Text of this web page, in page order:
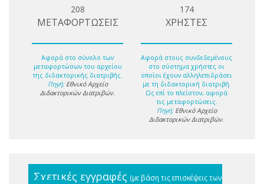
208
ΜΕΤΑΦΟΡΤΩΣΕΙΣ
Αφορά στο σύνολο των
μεταφορτώσων του αρχείου
της διδακτορικής διατριβής.
Πηγή: Εθνικό Αρχείο
Διδακτορικών Διατριβών.
174
ΧΡΗΣΤΕΣ
Αφορά στους συνδεδεμένους
στο σύστημα χρήστες οι
οποίοι έχουν αλληλεπιδράσει
με τη διδακτορική διατριβή.
Ως επί το πλείστον, αφορά
τις μεταφορτώσεις.
Πηγή: Εθνικό Αρχείο
Διδακτορικών Διατριβών.
Σχετικές εγγραφές (με βάση τις επισκέψεις των